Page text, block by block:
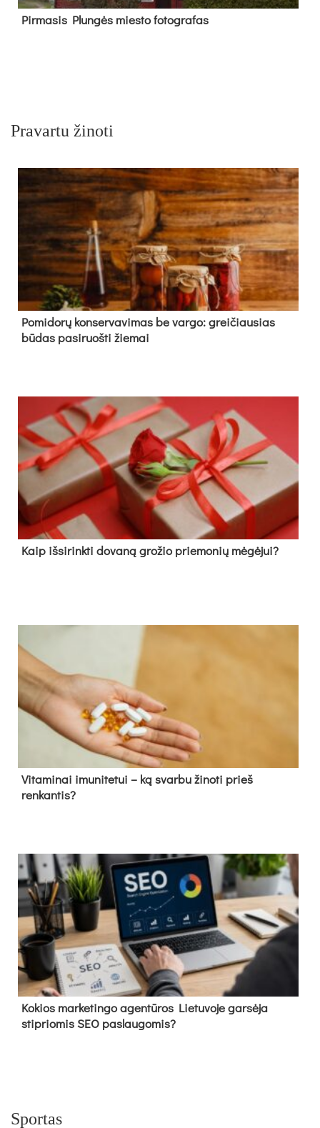
Pir­ma­sis Plun­gės mies­to fo­tog­ra­fas
Pravartu žinoti
Pomidorų konservavimas be vargo: greičiausias
būdas pasiruošti žiemai
Kaip išsirinkti dovaną grožio priemonių mėgėjui?
Vitaminai imunitetui – ką svarbu žinoti prieš
renkantis?
Kokios marketingo agentūros Lietuvoje garsėja
stipriomis SEO paslaugomis?
Sportas